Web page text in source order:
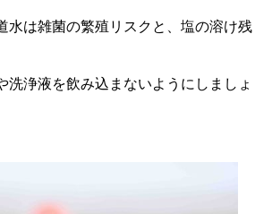
水は雑菌の繁殖リスクと、塩の溶け残
浄液を飲み込まないようにしましょ